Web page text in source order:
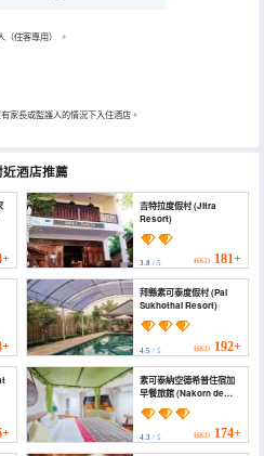
住客專用） 。
家長或監護人的情況下入住酒店。
酒店推薦
吉特拉度假村 (Jitra
Resort)
3.8/ 5 HKD 181+
拜縣素可泰度假村 (Pai
Sukhothai Resort)
4.5/ 5 HKD 192+
素可泰納空德希普住宿加
早餐旅館 (Nakorn de
Sukhothai Hip Hotel)
4.3/ 5 HKD 174+